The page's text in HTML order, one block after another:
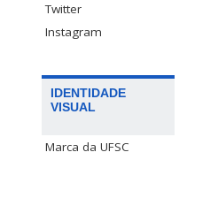
Twitter
Instagram
IDENTIDADE
VISUAL
Marca da UFSC